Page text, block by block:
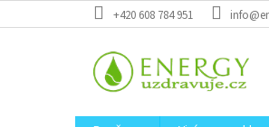
na
+420 608 784 951